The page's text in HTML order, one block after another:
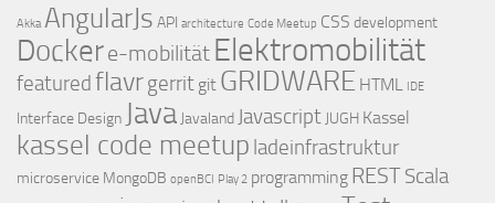
Akka AngularJs API architecture Code Meetup CSS development
Dockere-mobilität Elektromobilität
featured flavrgerrit git GRIDWARE HTML IDE
Interface Design Java Javaland Javascript JUGH Kassel
kassel code meetup ladeinfrastruktur
microservice MongoDB openBCI Play 2 programming RESTScala